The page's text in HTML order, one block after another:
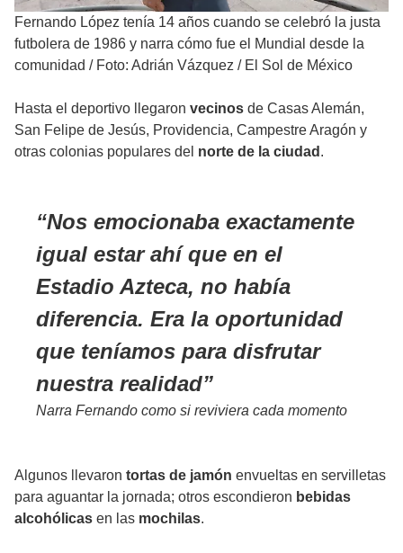
Fernando López tenía 14 años cuando se celebró la justa
futbolera de 1986 y narra cómo fue el Mundial desde la
comunidad / Foto: Adrián Vázquez / El Sol de México
Hasta el deportivo llegaron vecinos de Casas Alemán,
San Felipe de Jesús, Providencia, Campestre Aragón y
otras colonias populares del norte de la ciudad .
Nos emocionaba exactamente
igual estar ahí que en el
Estadio Azteca, no había
diferencia. Era la oportunidad
que teníamos para disfrutar
nuestra realidad
Narra Fernando como si reviviera cada momento
Algunos llevaron tortas de jamón envueltas en servilletas
para aguantar la jornada; otros escondieron bebidas
alcohólicas en las mochilas.